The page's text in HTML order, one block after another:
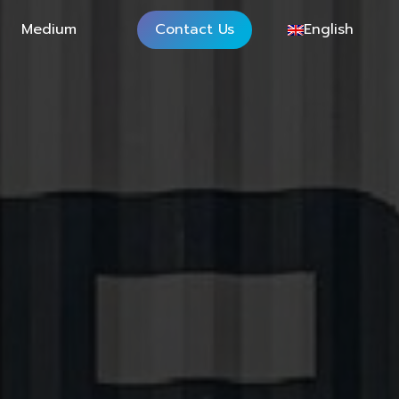
Medium Contact Us English